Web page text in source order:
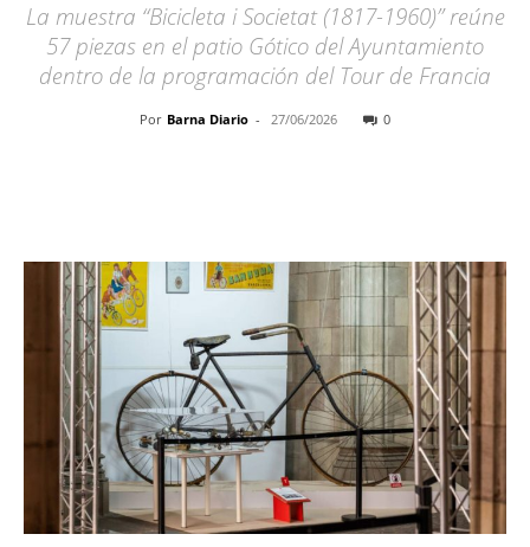
La muestra “Bicicleta i Societat (1817-1960)” reúne
57 piezas en el patio Gótico del Ayuntamiento
dentro de la programación del Tour de Francia
Por Barna Diario - 27/06/2026 0